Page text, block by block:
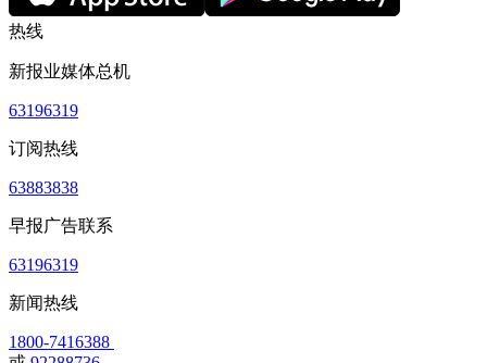
热线
新报业媒体总机
63196319
订阅热线
63883838
早报广告联系
63196319
新闻热线
1800-7416388